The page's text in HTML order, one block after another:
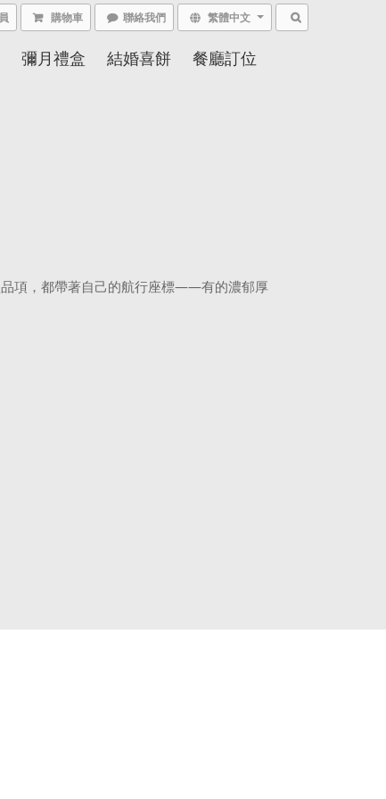
購物車 聯絡我們 繁體中文
彌月禮盒 結婚喜餅 餐廳訂位
品項，都帶著自己的航行座標——有的濃郁厚